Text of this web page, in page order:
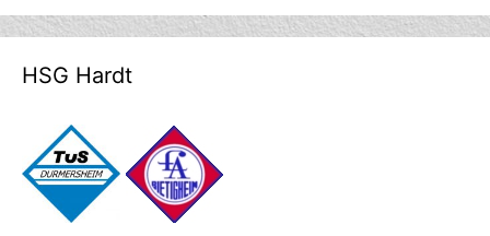
HSG Hardt